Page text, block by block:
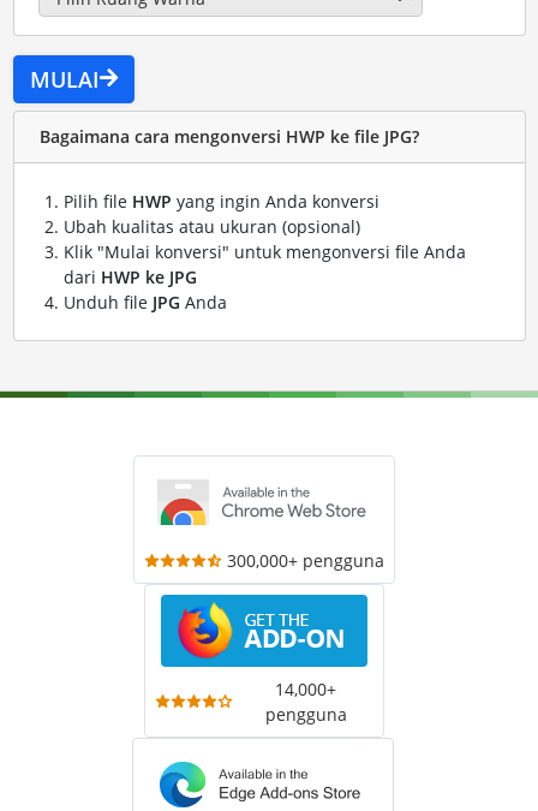
MULAI
Bagaimana cara mengonversi HWP ke file JPG?
Pilih file HWP yang ingin Anda konversi
Ubah kualitas atau ukuran (opsional)
Klik "Mulai konversi" untuk mengonversi file Anda
dari HWP ke JPG
Unduh file JPG Anda
300,000+ pengguna
14,000+
pengguna